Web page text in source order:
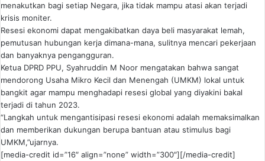
menakutkan bagi setiap Negara, jika tidak mampu atasi akan terjadi
krisis moniter.
Resesi ekonomi dapat mengakibatkan daya beli masyarakat lemah,
pemutusan hubungan kerja dimana-mana, sulitnya mencari pekerjaan
dan banyaknya pengangguran.
Ketua DPRD PPU, Syahruddin M Noor mengatakan bahwa sangat
mendorong Usaha Mikro Kecil dan Menengah (UMKM) lokal untuk
bangkit agar mampu menghadapi resesi global yang diyakini bakal
terjadi di tahun 2023.
“Langkah untuk mengantisipasi resesi ekonomi adalah memaksimalkan
dan memberikan dukungan berupa bantuan atau stimulus bagi
UMKM,”ujarnya.
[media-credit id=”16″ align=”none” width=”300″][/media-credit]